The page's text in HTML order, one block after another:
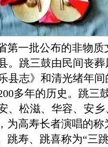
一批公布的非物质
。跳三鼓由民间丧
县志》和清光绪年
多年的历史。跳三
、松滋、华容、安
为高寿长者演唱的
跳寿、跳喜称为“三